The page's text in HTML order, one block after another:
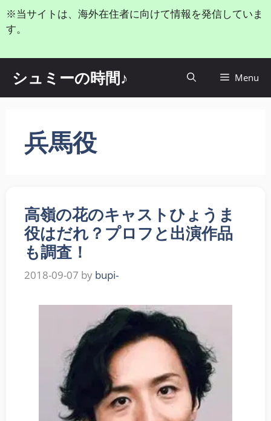
コ
ン
テ
ス
※当サイトは、海外在住者に向けて情報を発信していま
す。
シュミーの時間♪ Menu
兵馬役
高嶺の花のキャストひょうま
役はだれ？プロフと出演作品
も調査！
2018-09-07 by bupi-